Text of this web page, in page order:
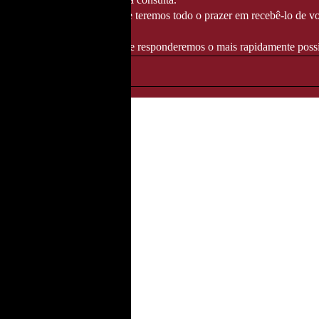
, altura em que teremos todo o prazer em recebê-lo de
info@fozgourmet.com e responderemos o mais rapidamente